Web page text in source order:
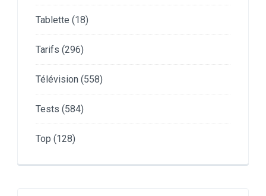
Tablette (18)
Tarifs (296)
Télévision (558)
Tests (584)
Top (128)